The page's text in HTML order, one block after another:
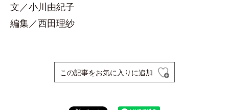
文／小川由紀子
編集／西田理紗
この記事をお気に入りに追加